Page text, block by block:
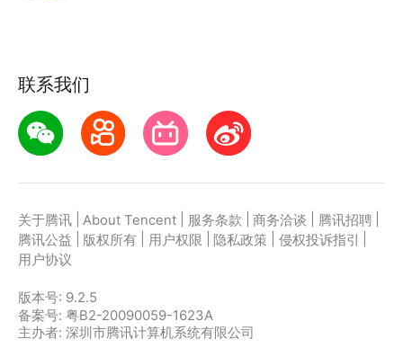
联系我们
关于腾讯 About Tencent 服务条款 商务洽谈 腾讯招聘
腾讯公益
版权所有 用户权限 隐私政策 侵权投诉指引
用户协议
版本号: 9.2.5
备案号: 粤B2-20090059-1623A
主办者: 深圳市腾讯计算机系统有限公司